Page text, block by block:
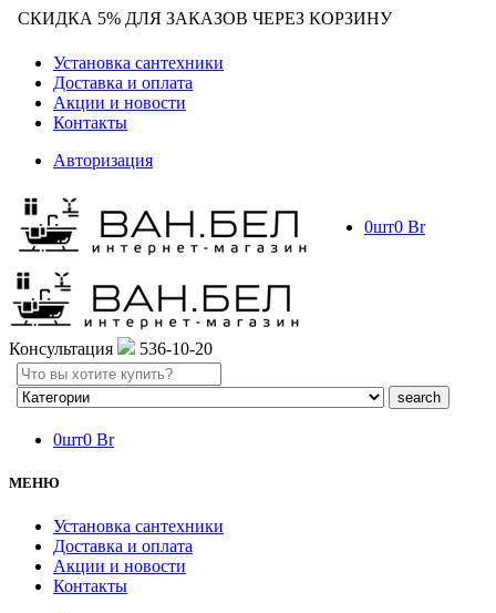
СКИДКА 5% ДЛЯ ЗАКАЗОВ ЧЕРЕЗ КОРЗИНУ
Установка сантехники
Доставка и оплата
Акции и новости
Контакты
Авторизация
0шт0 Br
Консультация
536-10-20
Search
here
0шт0 Br
МЕНЮ
Установка сантехники
Доставка и оплата
Акции и новости
Контакты